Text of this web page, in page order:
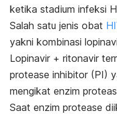
ketika stadium infeksi
Salah satu jenis obat
yakni kombinasi
Lopinavir + ritonavir
protease inhibitor (PI)
mengikat enzim
Saat enzim protease